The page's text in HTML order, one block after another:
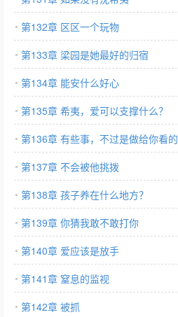
第132章 区区一个玩物
第133章 梁园是她最好的归宿
第134章 能安什么好心
第135章 希夷，爱可以支撑什么？
第136章 有些事，不过是做给你看的
第137章 不会被他挑拨
第138章 孩子养在什么地方？
第139章 你猜我敢不敢打你
第140章 爱应该是放手
第141章 窒息的监视
第142章 被抓